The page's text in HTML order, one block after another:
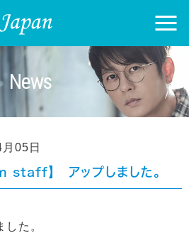
News
05日
staff】 アップしました。
した。